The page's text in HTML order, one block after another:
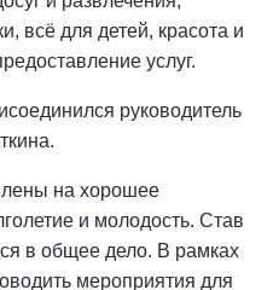
всё для детей, красота и
услуг.
руководитель
на хорошее
и молодость. Став
в общее дело. В рамках
мероприятия для